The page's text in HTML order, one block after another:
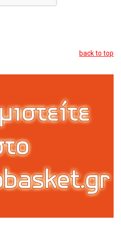
back to top